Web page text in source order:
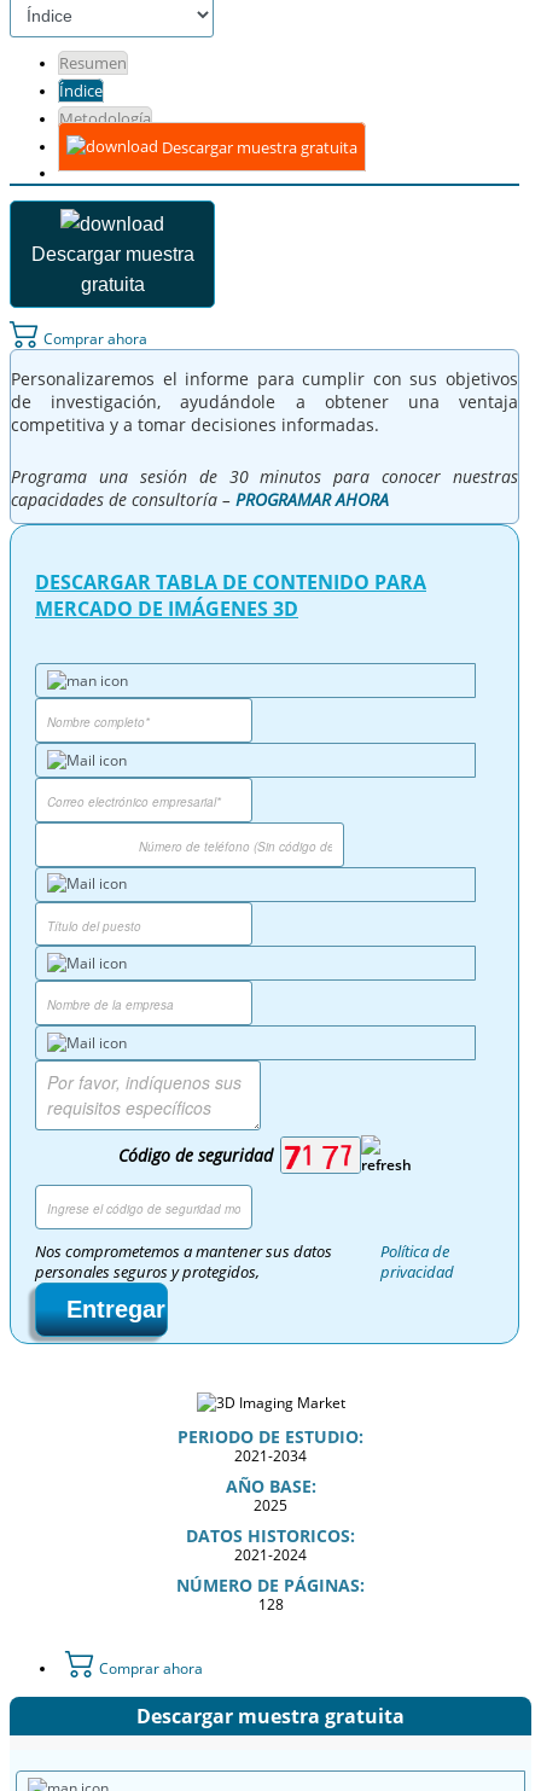
Resumen
Índice
Metodología
Descargar muestra gratuita
Descargar muestra
gratuita
Comprar ahora
Personalizaremos el informe para cumplir con sus objetivos
de investigación, ayudándole a obtener una ventaja
competitiva y a tomar decisiones informadas.
Programa una sesión de 30 minutos para conocer nuestras
capacidades de consultoría – PROGRAMAR AHORA
DESCARGAR TABLA DE CONTENIDO PARA
MERCADO DE IMÁGENES 3D
Código de seguridad
Nos comprometemos a mantener sus datos
personales seguros y protegidos,
Política de
privacidad
Entregar
PERIODO DE ESTUDIO:
2021-2034
AÑO BASE:
2025
DATOS HISTORICOS:
2021-2024
NÚMERO DE PÁGINAS:
128
Comprar ahora
Descargar muestra gratuita